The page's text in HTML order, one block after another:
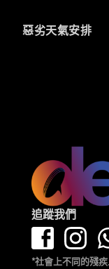
惡劣天氣安排
追蹤我們
*社會上不同的殘疾